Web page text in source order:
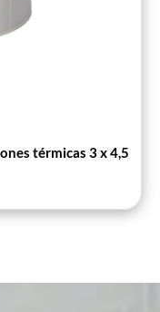
térmicas 3 x 4,5